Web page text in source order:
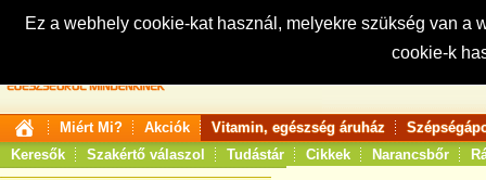
Ez a webhely cookie-kat használ, melyekre szükség van
cookie-k
Keresés:
Miért Mi? Akciók Vitamin, egészség áruház
Keresők
Szakértő válaszol Tudástár Cikkek Narancsbőr